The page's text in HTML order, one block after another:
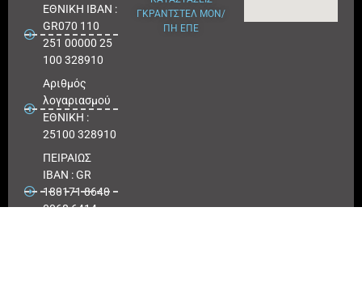
ΕΘΝΙΚΗ ΙΒΑΝ :
GR070 110
251 00000 25
100 328910
Αριθμός
λογαριασμού
ΕΘΝΙΚΗ :
25100 328910
ΠΕΙΡΑΙΩΣ
IBAN : GR
180171 8640
0068 6414
ΓΚΡΑΝΤΣΤΕΛ ΜΟΝ/
ΠΗ ΕΠΕ